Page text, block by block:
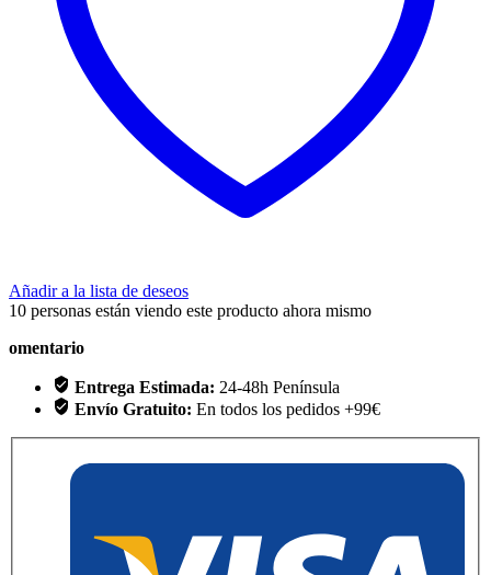
Añadir a la lista de deseos
10 personas están viendo este producto ahora mismo
omentario
Entrega Estimada: 24-48h Península
Envío Gratuito: En todos los pedidos +99€